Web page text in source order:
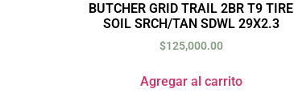
BUTCHER GRID TRAIL 2BR T9 TIRE
SOIL SRCH/TAN SDWL 29X2.3
$125,000.00
Agregar al carrito